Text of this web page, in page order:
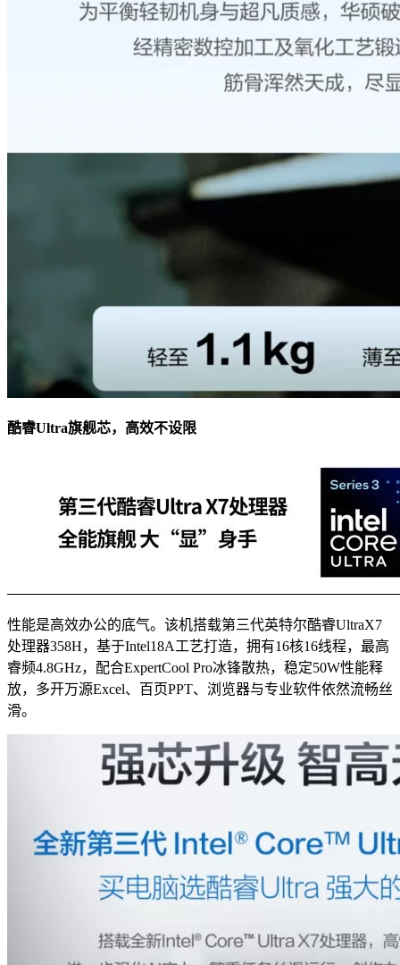
酷睿Ultra旗舰芯，高效不设限
性能是高效办公的底气。该机搭载第三代英特尔酷睿UltraX7
处理器358H，基于Intel18A工艺打造，拥有16核16线程，最高
睿频4.8GHz，配合ExpertCool Pro冰锋散热，稳定50W性能释
放，多开万源Excel、百页PPT、浏览器与专业软件依然流畅丝
滑。